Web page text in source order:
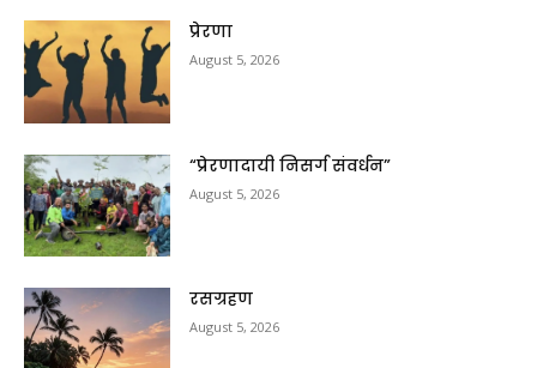
प्रेरणा
August 5, 2026
“प्रेरणादायी निसर्ग संवर्धन”
August 5, 2026
रसग्रहण
August 5, 2026